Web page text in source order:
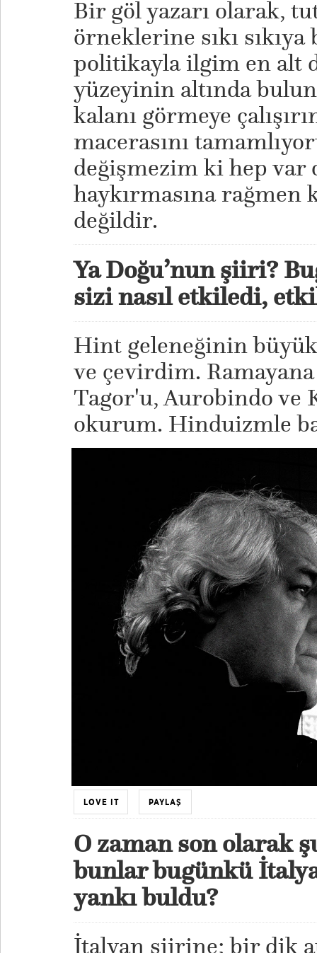
Bir göl yazarı olarak,
örneklerine sıkı
politikayla ilgim en alt
yüzeyinin altında
kalanı görmeye
macerasını
değişmezim ki hep var
haykırmasına
değildir.
Ya Doğu’nun şiiri?
sizi nasıl etkiledi,
Hint geleneğinin büyük
ve çevirdim.
Tagor'u, Aurobindo
okurum. Hinduizmle
LOVE IT PAYLAŞ
O zaman son olarak
bunlar bugünkü
yankı buldu?
İtalyan şiirine; bir dik